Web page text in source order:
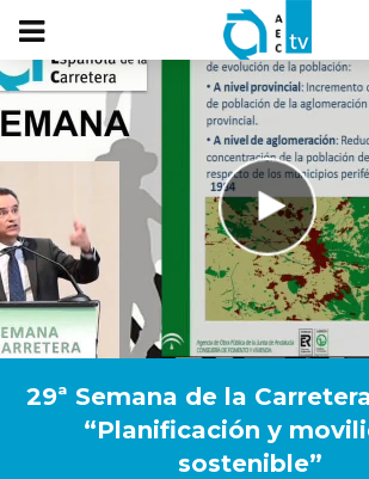
29ª Semana de la
“Planificación y
sostenible”